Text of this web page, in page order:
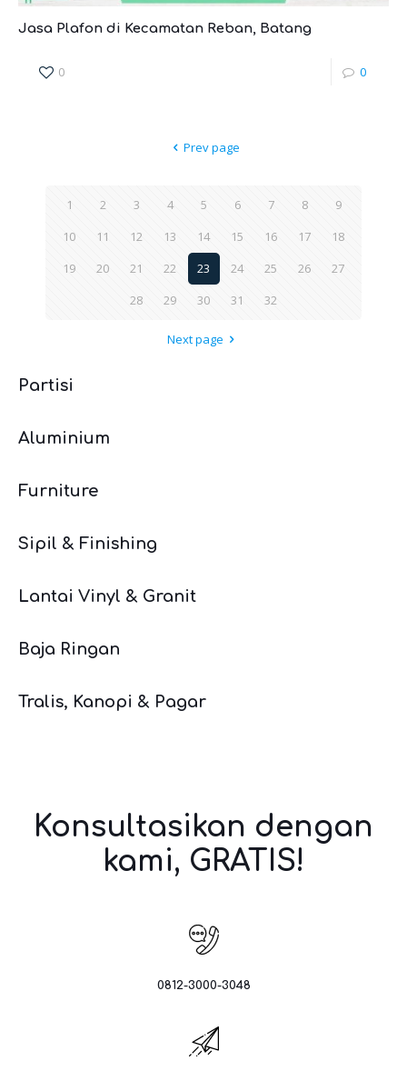
Jasa Plafon di Kecamatan Reban, Batang
0 0
Prev page
1 2 3 4 5 6 7 8
9
10
11 12 13 14 15 16 17
18
19
20 21 22 23 24 25 26
27
28
29 30 31 32
Next page
Partisi
Aluminium
Furniture
Sipil & Finishing
Lantai Vinyl & Granit
Baja Ringan
Tralis, Kanopi & Pagar
Konsultasikan dengan
kami, GRATIS!
0812-3000-3048